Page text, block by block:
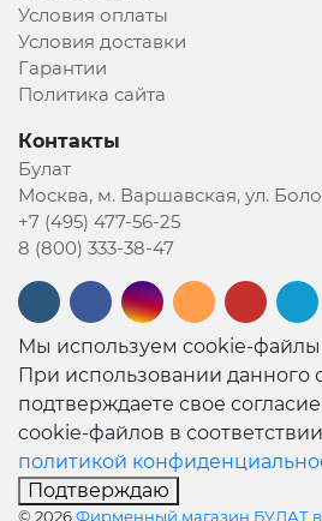
Условия оплаты
Условия доставки
Гарантии
Политика сайта
Контакты
Булат
Москва, м. Варшавская, ул.
+7 (495) 477-56-25
8 (800) 333-38-47
Мы используем cookie-файлы
При использовании данного
подтверждаете свое
cookie-файлов в
политикой
Подтверждаю
© 2026Фирменный магазин БУЛАТ в